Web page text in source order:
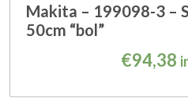
Makita – 199098-3 –
50cm “bol”
€94,38